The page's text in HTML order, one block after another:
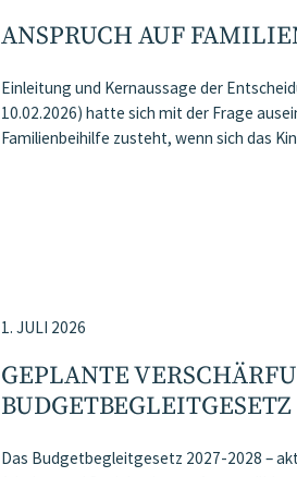
ANSPRUCH AUF
Einleitung und Kernaussage der
10.02.2026) hatte sich mit der Frage
Familienbeihilfe zusteht, wenn sich das
1. JULI 2026
GEPLANTE
Das Budgetbegleitgesetz 2027-2028 –